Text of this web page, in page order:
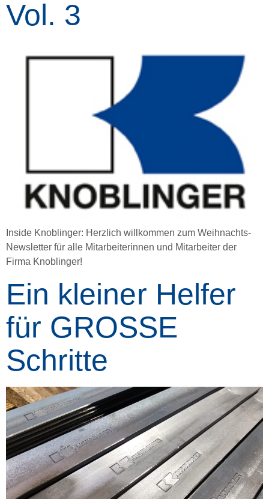
Vol. 3
Inside Knoblinger: Herzlich willkommen zum Weihnachts-
Newsletter für alle Mitarbeiterinnen und Mitarbeiter der
Firma Knoblinger!
Ein kleiner Helfer
für GROSSE
Schritte